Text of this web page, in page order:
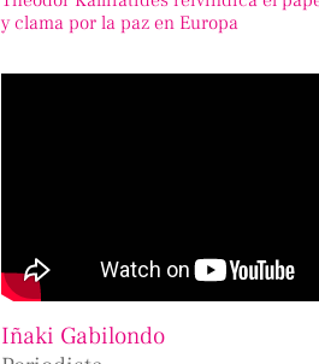
y clama por la paz en Europa
Iñaki Gabilondo